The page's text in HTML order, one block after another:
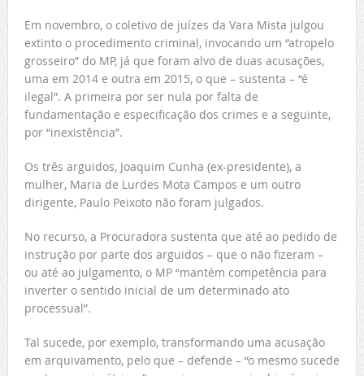
Em novembro, o coletivo de juízes da Vara Mista julgou
extinto o procedimento criminal, invocando um “atropelo
grosseiro” do MP, já que foram alvo de duas acusações,
uma em 2014 e outra em 2015, o que – sustenta – “é
ilegal”. A primeira por ser nula por falta de
fundamentação e especificação dos crimes e a seguinte,
por “inexistência”.
Os três arguidos, Joaquim Cunha (ex-presidente), a
mulher, Maria de Lurdes Mota Campos e um outro
dirigente, Paulo Peixoto não foram julgados.
No recurso, a Procuradora sustenta que até ao pedido de
instrução por parte dos arguidos – que o não fizeram –
ou até ao julgamento, o MP “mantém competência para
inverter o sentido inicial de um determinado ato
processual”.
Tal sucede, por exemplo, transformando uma acusação
em arquivamento, pelo que – defende – “o mesmo sucede